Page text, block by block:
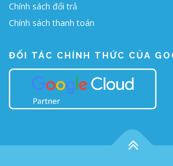
Chính sách đổi trả
Chính sách thanh toán
ĐỐI TÁC CHÍNH THỨC CỦA